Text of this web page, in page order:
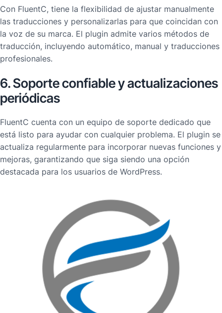
Con FluentC, tiene la flexibilidad de ajustar manualmente
las traducciones y personalizarlas para que coincidan con
la voz de su marca. El plugin admite varios métodos de
traducción, incluyendo automático, manual y traducciones
profesionales.
6. Soporte confiable y actualizaciones
periódicas
FluentC cuenta con un equipo de soporte dedicado que
está listo para ayudar con cualquier problema. El plugin se
actualiza regularmente para incorporar nuevas funciones y
mejoras, garantizando que siga siendo una opción
destacada para los usuarios de WordPress.